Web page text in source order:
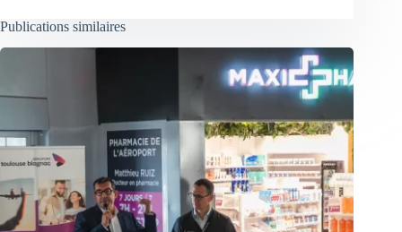
Publications similaires